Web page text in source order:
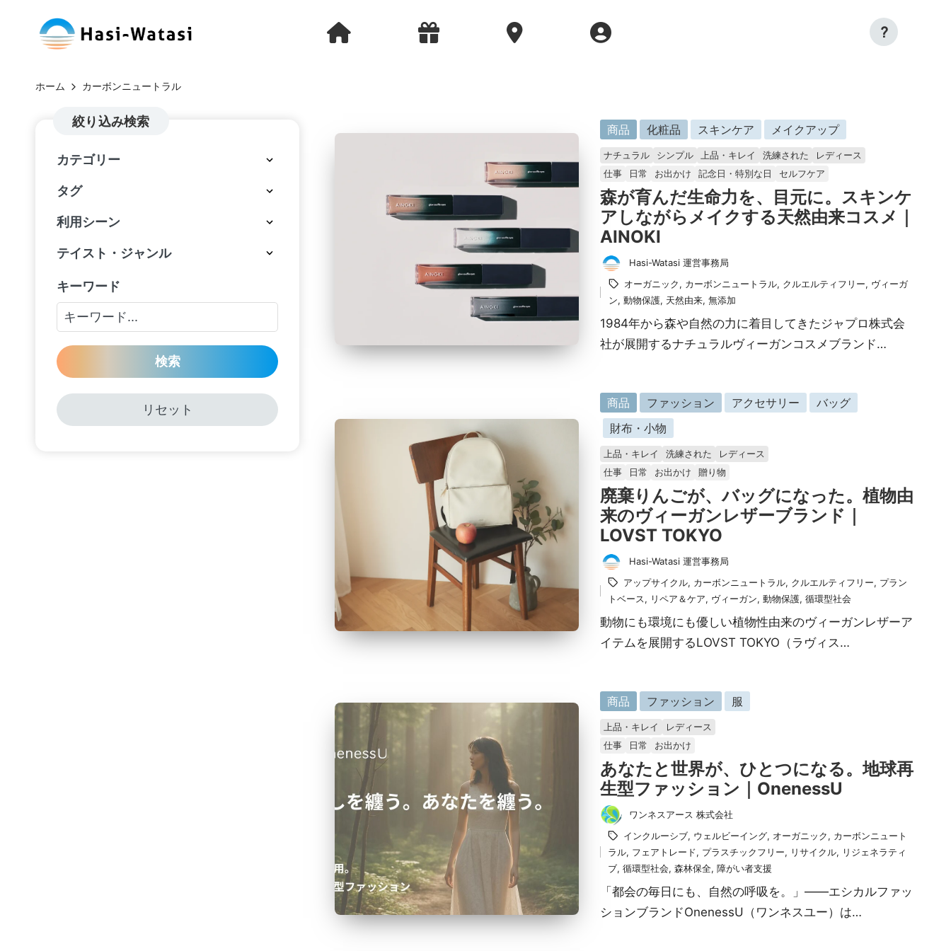
a
W
at
si
分
も、
?
ホーム カーボンニュートラル
に
掲
載
済
み
商品 化粧品 スキンケア メイクアップ
ナチュラル シンプル 上品・キレイ 洗練された
レディース
仕事
日常 お出かけ 記念日・特別な日 セルフケア
森が育んだ生命力を、目元に。スキンケ
アしながらメイクする天然由来コスメ｜
AINOKI
投
稿
Hasi-Watasi 運営事務局
タ
グ：オーガニック, カーボンニュートラル, クルエルティフリー, ヴィーガ
ン, 動物保護, 天然由来, 無添加
1984年から森や自然の力に着目してきたジャプロ株式会
社が展開するナチュラルヴィーガンコスメブランド…
に
掲
載
済
み
商品 ファッション アクセサリー
バッグ
財布・小物
上品・キレイ 洗練された
レディース
仕事
日常 お出かけ 贈り物
廃棄りんごが、バッグになった。植物由
来のヴィーガンレザーブランド｜
LOVST TOKYO
投
稿
Hasi-Watasi 運営事務局
タ
グ：アップサイクル, カーボンニュートラル, クルエルティフリー, プラン
トベース, リペア＆ケア, ヴィーガン,動物保護,循環型社会
動物にも環境にも優しい植物性由来のヴィーガンレザーア
イテムを展開するLOVST TOKYO（ラヴィス…
に
掲
載
済
み
商品 ファッション 服
上品・キレイ
レディース
仕事
日常 お出かけ
あなたと世界が、ひとつになる。地球再
生型ファッション｜OnenessU
投
稿
ワンネスアース 株式会社
タ
グ：
インクルーシブ, ウェルビーイング, オーガニック, カーボンニュート
ラル, フェアトレード, プラスチックフリー, リサイクル, リジェネラティ
ブ,循環型社会,森林保全,障がい者支援
「都会の毎日にも、自然の呼吸を。」——エシカルファッ
ションブランドOnenessU（ワンネスユー）は…
絞り込み検索
カテゴリー
タグ
利用シーン
テイスト・ジャンル
キーワード
検索
リセット